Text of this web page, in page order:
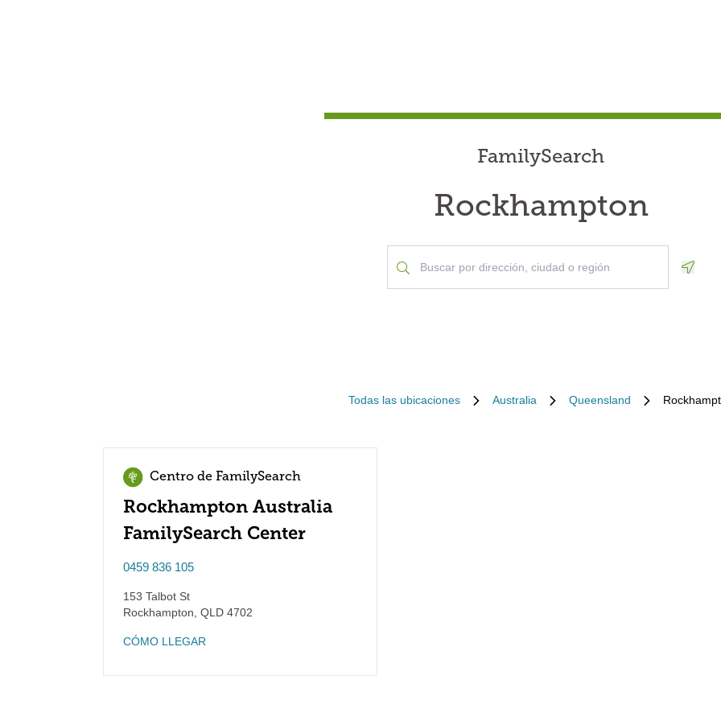
FamilySearch
Rockhampton
Todas las ubicaciones Australia Queensland
Centro de FamilySearch
Rockhampton Australia
FamilySearch Center
0459 836 105
153 Talbot St
Rockhampton QLD 4702
CÓMO LLEGAR